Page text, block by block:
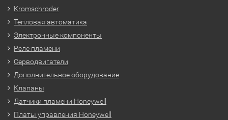
Kromschroder
Тепловая автоматика
Электронные компоненты
Реле пламени
Серводвигатели
Дополнительное оборудование
Клапаны
Датчики пламени Honeywell
Платы управления Honeywell